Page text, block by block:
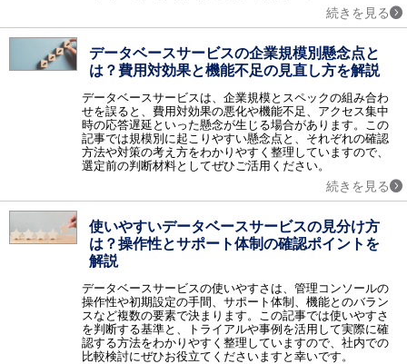
仮想化
サーバ仮想化 / ストレージ仮想化 / デスクトップ仮想化 / アプリケーション仮想化 / ネットワーク仮想化
クラウド構築 / オンラインストレージ / IaaS / PaaS / クラウドサーバー / iPaaS
ネットワーク監視 / サーバ運用監視 / ログ監視 / トラフィック監視 / MSPサービス（運用監視代行）
生体認証 / 電子認証 / シングルサインオン / ワンタイムパスワード / ID管理 / 電子署名 / 時刻認証 / 特権ID管理 / PKI認証 / 電話認証・SMS認証 / 多要素認証（MFA）ツール / CIAM / ISO認証 / ISMS認証機関 / IDaaS
アウトソーシング
研修
金融サービス
適性検査 / 採用コンサルティング / 採用アウトソーシング / 新卒紹介 / 採用イベント
続きを見る
データベースサービスの企業規模別懸念点と
は？費用対効果と機能不足の見直し方を解説
データベースサービスは、企業規模とスペックの組み合わ
せを誤ると、費用対効果の悪化や機能不足、アクセス集中
時の応答遅延といった懸念が生じる場合があります。この
記事では規模別に起こりやすい懸念点と、それぞれの確認
方法や対策の考え方をわかりやすく整理していますので、
選定前の判断材料としてぜひご活用ください。
続きを見る
使いやすいデータベースサービスの見分け方
は？操作性とサポート体制の確認ポイントを
解説
データベースサービスの使いやすさは、管理コンソールの
操作性や初期設定の手間、サポート体制、機能とのバラン
スなど複数の要素で決まります。この記事では使いやすさ
を判断する基準と、トライアルや事例を活用して実際に確
認する方法をわかりやすく整理していますので、社内での
比較検討にぜひお役立てくださいますと幸いです。